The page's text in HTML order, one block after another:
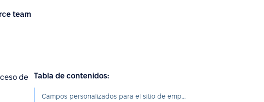
team
de
Tabla de contenidos:
Campos personalizados para el sitio de empleo